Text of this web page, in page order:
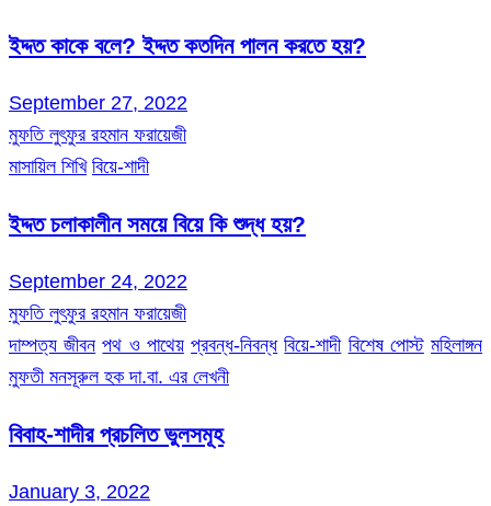
ইদ্দত কাকে বলে? ইদ্দত কতদিন পালন করতে হয়?
September 27, 2022
মুফতি লুৎফুর রহমান ফরায়েজী
মাসায়িল শিখি বিয়ে-শাদী
ইদ্দত চলাকালীন সময়ে বিয়ে কি শুদ্ধ হয়?
September 24, 2022
মুফতি লুৎফুর রহমান ফরায়েজী
দাম্পত্য জীবন পথ ও পাথেয় প্রবন্ধ-নিবন্ধ বিয়ে-শাদী বিশেষ পোস্ট মহিলাঙ্গন
মুফতী মনসূরুল হক দা.বা. এর লেখনী
বিবাহ-শাদীর প্রচলিত ভুলসমূহ
January 3, 2022